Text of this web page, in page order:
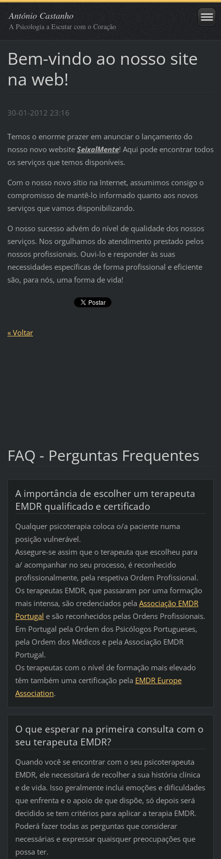
António Castanho
A Psicologia a Escutar com o Coração
Bem-vindo ao nosso site
na web!
30-01-2012 23:16
Temos o enorme prazer em anunciar o lançamento do
nosso novo website SeixalMente! Aqui pode encontrar todos
os serviços que temos disponíveis.
Com o nosso novo sítio na Internet, assumimos consigo o
compromisso de mantê-lo informado quanto aos novos
serviços que vamos disponibilizando.
O nosso sucesso advém do nível de qualidade dos nossos
serviços. Nos orgulhamos do atendimento prestado pelos
nossos profissionais. Ouvi-lo e responder às suas
necessidades específicas de forma profissional e eficiente
são, para nós, uma forma de vida!
« Voltar
FAQ - Perguntas Frequentes
A importância de escolher um terapeuta
EMDR qualificado e certificado
Qualquer psicoterapia coloca o/a paciente numa
posição vulnerável.
Assegure-se assim que o terapeuta que escolheu para
a/ acompanhar no seu processo, é reconhecido
profissionalmente, pela respetiva Ordem Profissional.
Os terapeutas EMDR, que passaram por uma formação
mais intensa, são credenciados pela Associação EMDR
Portugal e são reconhecidos pelas Ordens Profissionais.
Em Portugal pela Ordem dos Psicólogos Portugueses,
pela Ordem dos Médicos e pela Associação EMDR
Portugal.
Os terapeutas com o nível de formação mais elevado
têm também uma certificação pela EMDR Europe
Association.
O que esperar na primeira consulta com o
seu terapeuta EMDR?
Quando você se encontrar com o seu psicoterapeuta
EMDR, ele necessitará de recolher a sua história clínica
e de vida. Isso geralmente inclui emoções e dificuldades
que enfrenta e o apoio de que dispõe, só depois será
decidido se tem critérios para aplicar a terapia EMDR.
Poderá fazer todas as perguntas que considerar
necessárias e expressar quaisquer preocupações que
possa ter.